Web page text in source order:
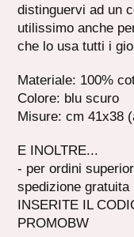
distinguervi ad un
utilissimo anche
che lo usa tutti i
Materiale: 100%
Colore: blu scuro
Misure: cm 41x38
E INOLTRE...
- per ordini
spedizione gratuita
INSERITE IL
PROMOBW